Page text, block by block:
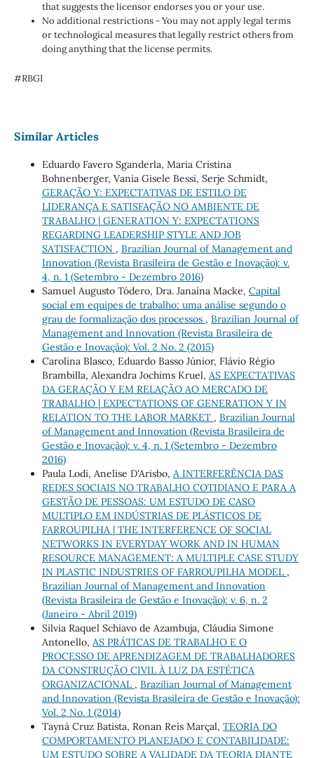
that suggests the licensor endorses you or your use.
No additional restrictions - You may not apply legal terms
or technological measures that legally restrict others from
doing anything that the license permits.
#RBGI
Similar Articles
Eduardo Favero Sganderla, Maria Cristina
Bohnenberger, Vania Gisele Bessi, Serje Schmidt,
GERAÇÃO Y: EXPECTATIVAS DE ESTILO DE
LIDERANÇA E SATISFAÇÃO NO AMBIENTE DE
TRABALHO | GENERATION Y: EXPECTATIONS
REGARDING LEADERSHIP STYLE AND JOB
SATISFACTION , Brazilian Journal of Management and
Innovation (Revista Brasileira de Gestão e Inovação): v.
4, n. 1 (Setembro - Dezembro 2016)
Samuel Augusto Tódero, Dra. Janaína Macke, Capital
social em equipes de trabalho: uma análise segundo o
grau de formalização dos processos , Brazilian Journal of
Management and Innovation (Revista Brasileira de
Gestão e Inovação): Vol. 2 No. 2 (2015)
Carolina Blasco, Eduardo Basso Júnior, Flávio Régio
Brambilla, Alexandra Jochims Kruel, AS EXPECTATIVAS
DA GERAÇÃO Y EM RELAÇÃO AO MERCADO DE
TRABALHO | EXPECTATIONS OF GENERATION Y IN
RELATION TO THE LABOR MARKET , Brazilian Journal
of Management and Innovation (Revista Brasileira de
Gestão e Inovação): v. 4, n. 1 (Setembro - Dezembro
2016)
Paula Lodi, Anelise D'Arisbo, A INTERFERÊNCIA DAS
REDES SOCIAIS NO TRABALHO COTIDIANO E PARA A
GESTÃO DE PESSOAS: UM ESTUDO DE CASO
MULTIPLO EM INDÚSTRIAS DE PLÁSTICOS DE
FARROUPILHA | THE INTERFERENCE OF SOCIAL
NETWORKS IN EVERYDAY WORK AND IN HUMAN
RESOURCE MANAGEMENT: A MULTIPLE CASE STUDY
IN PLASTIC INDUSTRIES OF FARROUPILHA MODEL ,
Brazilian Journal of Management and Innovation
(Revista Brasileira de Gestão e Inovação): v. 6, n. 2
(Janeiro - Abril 2019)
Silvia Raquel Schiavo de Azambuja, Cláudia Simone
Antonello, AS PRÁTICAS DE TRABALHO E O
PROCESSO DE APRENDIZAGEM DE TRABALHADORES
DA CONSTRUÇÃO CIVIL À LUZ DA ESTÉTICA
ORGANIZACIONAL , Brazilian Journal of Management
and Innovation (Revista Brasileira de Gestão e Inovação):
Vol. 2 No. 1 (2014)
Tayná Cruz Batista, Ronan Reis Marçal, TEORIA DO
COMPORTAMENTO PLANEJADO E CONTABILIDADE:
UM ESTUDO SOBRE A VALIDADE DA TEORIA DIANTE